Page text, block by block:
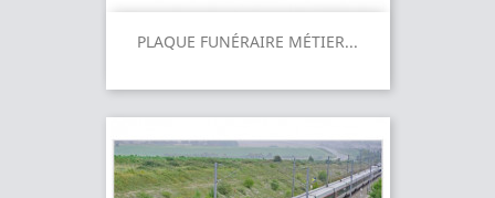
PLAQUE FUNÉRAIRE MÉTIER...